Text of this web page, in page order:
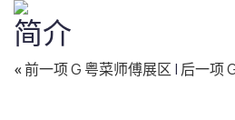
简介
«前一项 G 粤菜师傅展区 | 后一项